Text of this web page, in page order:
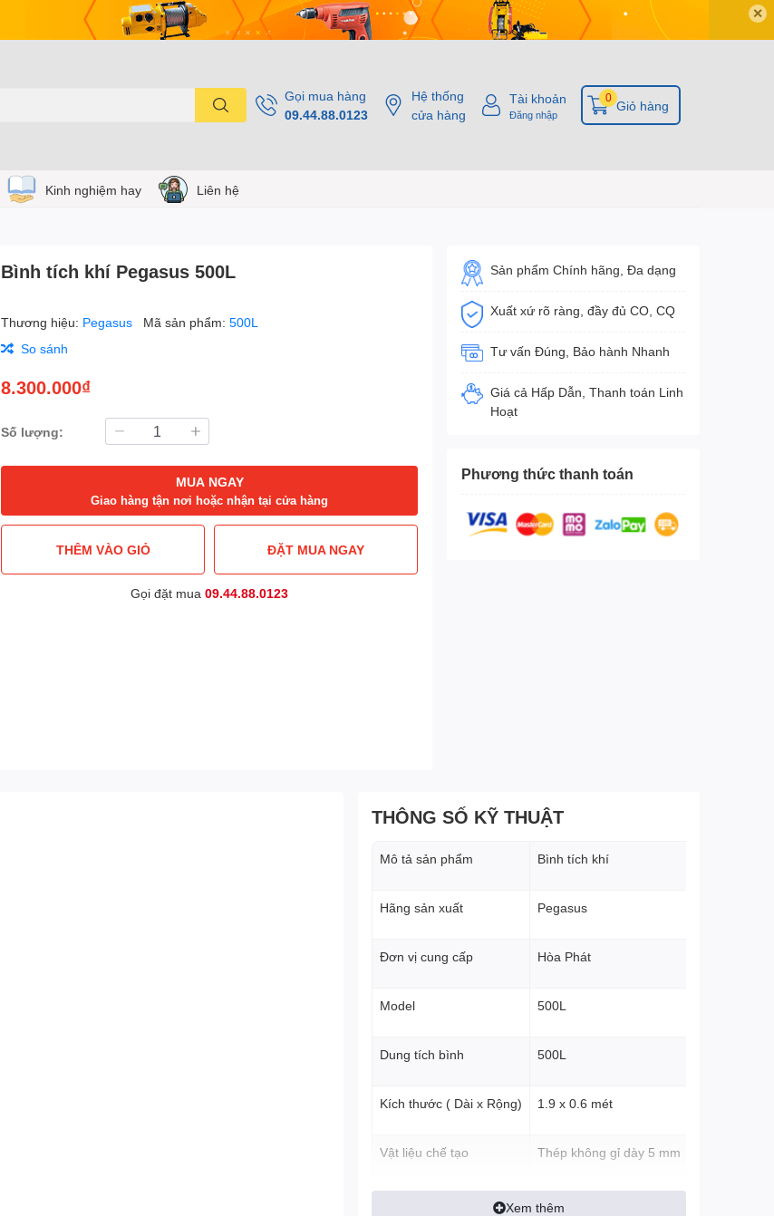
✕
Gọi mua hàng
09.44.88.0123
Hệ thống
cửa hàng
Tài khoản
Đăng nhập
Giỏ hàng
0
Kinh nghiệm hay Liên hệ
Bình tích khí Pegasus 500L
Thương hiệu: Pegasus Mã sản phẩm:500L
So sánh
8.300.000₫
Số lượng:
MUA NGAY
Giao hàng tận nơi hoặc nhận tại cửa hàng
THÊM VÀO GIỎ ĐẶT MUA NGAY
Gọi đặt mua09.44.88.0123
Sản phẩm Chính hãng, Đa dạng
Xuất xứ rõ ràng, đầy đủ CO, CQ
Tư vấn Đúng, Bảo hành Nhanh
Giá cả Hấp Dẫn, Thanh toán Linh
Hoạt
Phương thức thanh toán
THÔNG SỐ KỸ THUẬT
Mô tả sản phẩm Bình tích khí
Hãng sản xuất Pegasus
Đơn vị cung cấp Hòa Phát
Model 500L
Dung tích bình 500L
Kích thước ( Dài x Rộng) 1.9 x 0.6 mét
Vật liệu chế tạo Thép không gỉ dày 5 mm
SS400
Xem thêm